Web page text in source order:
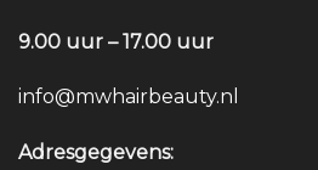
9.00 uur – 17.00 uur
info@mwhairbeauty.nl
Adresgegevens: